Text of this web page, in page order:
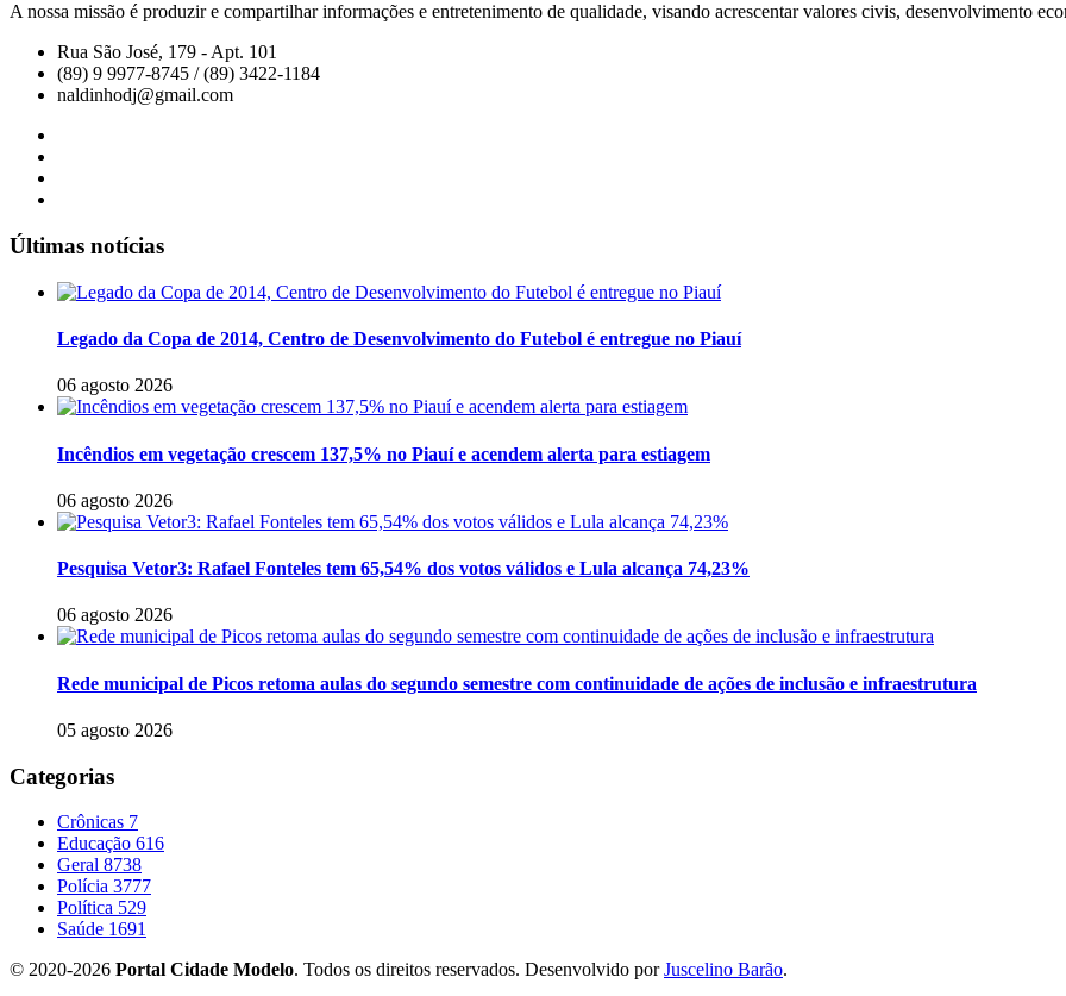
A nossa missão é produzir e compartilhar informações e entretenimento de qualidade, visando acrescentar valores civis, desenvolvimento
Rua São José, 179 - Apt. 101
(89) 9 9977-8745 / (89) 3422-1184
naldinhodj@gmail.com
Últimas notícias
Legado da Copa de 2014, Centro de Desenvolvimento do Futebol é entregue no Piauí
06 agosto 2026
Incêndios em vegetação crescem 137,5% no Piauí e acendem alerta para estiagem
06 agosto 2026
Pesquisa Vetor3: Rafael Fonteles tem 65,54% dos votos válidos e Lula alcança 74,23%
06 agosto 2026
Rede municipal de Picos retoma aulas do segundo semestre com continuidade de ações de inclusão e infraestrutura
05 agosto 2026
Categorias
Crônicas 7
Educação 616
Geral 8738
Polícia 3777
Política 529
Saúde 1691
© 2020-2026 Portal Cidade Modelo. Todos os direitos reservados. Desenvolvido porJuscelino Barão.